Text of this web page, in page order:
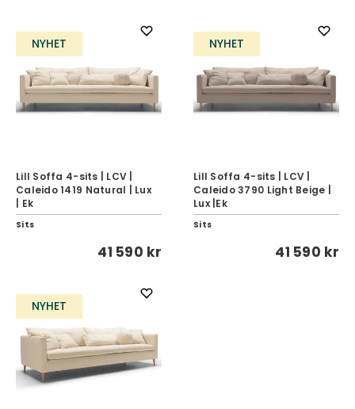
NYHET
Lill Soffa 4-sits | LCV |
Caleido 1419 Natural | Lux
| Ek
Sits
41 590 kr
NYHET
Lill Soffa 4-sits | LCV |
Caleido 3790 Light Beige |
Lux |Ek
Sits
41 590 kr
NYHET